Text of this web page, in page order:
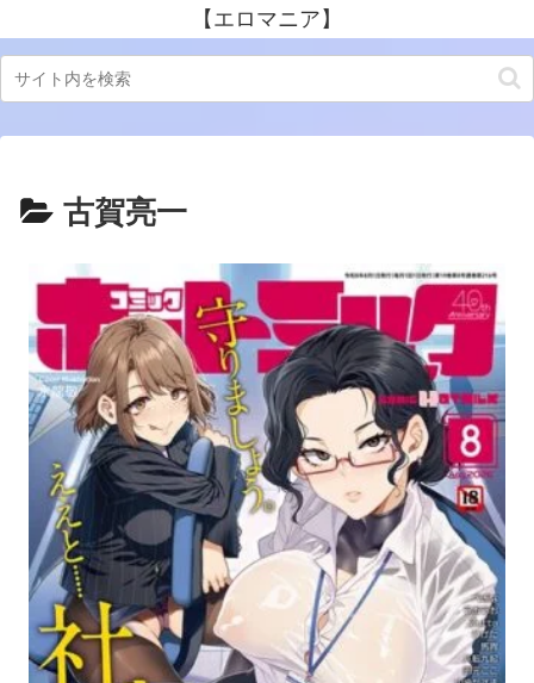
【エロマニア】
古賀亮一